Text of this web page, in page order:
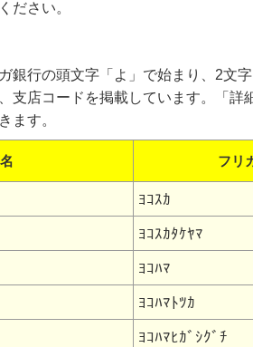
ださい。
銀行の頭文字「よ」で始まり、2文
支店コードを掲載しています。「詳
ます。
フリ
ﾖｺｽｶ
ﾖｺｽｶﾀｹﾔﾏ
ﾖｺﾊﾏ
ﾖｺﾊﾏﾄﾂｶ
ﾖｺﾊﾏﾋｶﾞｼｸﾞﾁ